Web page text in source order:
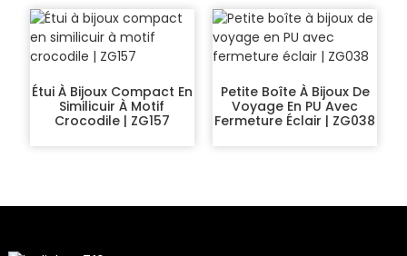
Étui À Bijoux Compact En
Similicuir À Motif
Crocodile | ZG157
Petite Boîte À Bijoux De
Voyage En PU Avec
Fermeture Éclair | ZG038